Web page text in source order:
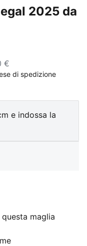
2025 da
€
di spedizione
e indossa la
maglia
FSF e da un
incarna